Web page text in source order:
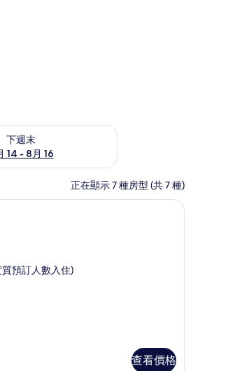
下週末
14 - 8月 16
- 8月 16的可訂空房
正在顯示 7 種房型 (共 7 種)
/熨衫板 特級公寓 | 高級寢具、手提電腦工作空間、隔
預訂人數入住)
查看價格